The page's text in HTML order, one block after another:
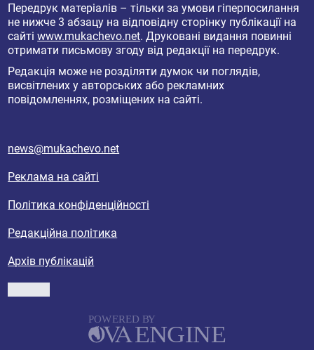
Передрук матеріалів – тільки за умови гіперпосилання
не нижче 3 абзацу на відповідну сторінку публікації на
сайтіwww.mukachevo.net. Друковані видання повинні
отримати письмову згоду від редакції на передрук.
Редакція може не розділяти думок чи поглядів,
висвітлених у авторських або рекламних
повідомленнях, розміщених на сайті.
news@mukachevo.net
Реклама на сайті
Політика конфіденційності
Редакційна політика
Архів публікацій